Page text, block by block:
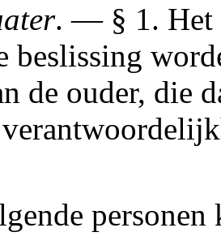
. — § 1. Het
de ouder, die